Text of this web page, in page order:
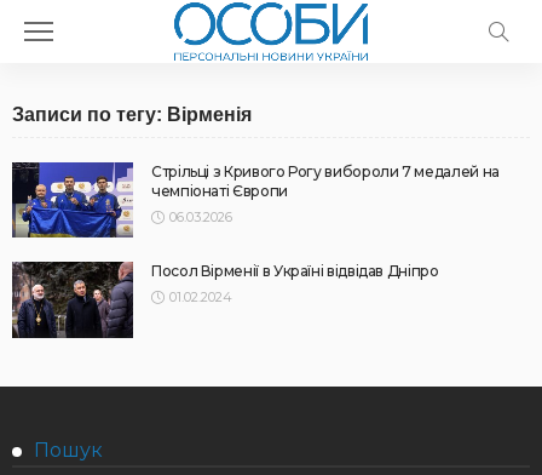
Записи по тегу: Вірменія
Стрільці з Кривого Рогу вибороли 7 медалей на
чемпіонаті Європи
06.03.2026
Посол Вірменії в Україні відвідав Дніпро
01.02.2024
Пошук